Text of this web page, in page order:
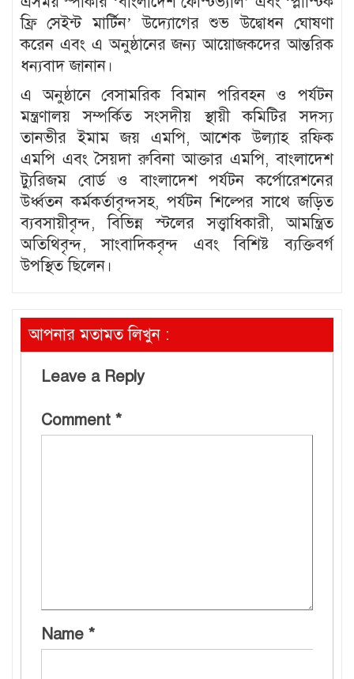
ফ্রি সেইন্ট মার্টিন’ উদ্যোগের শুভ উদ্বোধন ঘোষণা
করেন এবং এ অনুষ্ঠানের জন্য আয়োজকদের আন্তরিক
ধন্যবাদ জানান।
এ অনুষ্ঠানে বেসামরিক বিমান পরিবহন ও পর্যটন
মন্ত্রণালয় সম্পর্কিত সংসদীয় স্থায়ী কমিটির সদস্য
তানভীর ইমাম জয় এমপি, আশেক উল্যাহ রফিক
এমপি এবং সৈয়দা রুবিনা আক্তার এমপি, বাংলাদেশ
ট্যুরিজম বোর্ড ও বাংলাদেশ পর্যটন কর্পোরেশনের
উর্ধ্বতন কর্মকর্তাবৃন্দসহ, পর্যটন শিল্পের সাথে জড়িত
ব্যবসায়ীবৃন্দ, বিভিন্ন স্টলের সত্ত্বাধিকারী, আমন্ত্রিত
অতিথিবৃন্দ, সাংবাদিকবৃন্দ এবং বিশিষ্ট ব্যক্তিবর্গ
উপস্থিত ছিলেন।
আপনার মতামত লিখুন :
Leave a Reply
Comment *
Name *